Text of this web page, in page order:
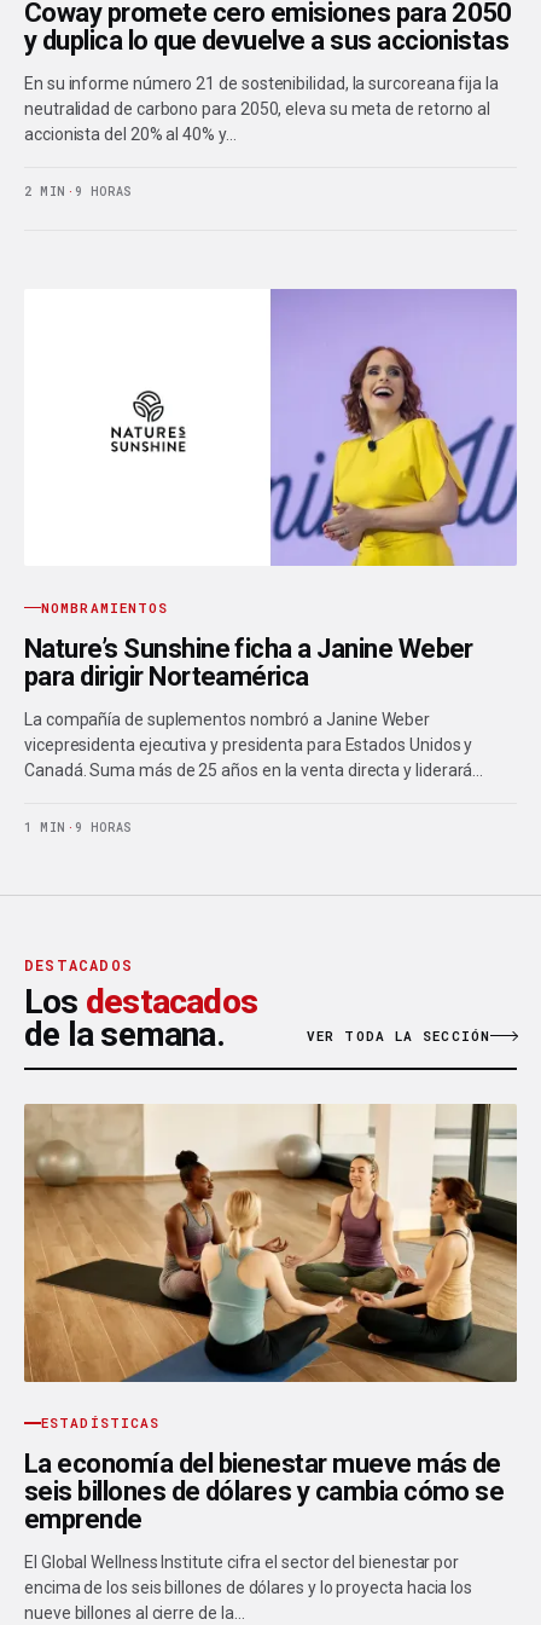
Coway promete cero emisiones para 2050
y duplica lo que devuelve a sus accionistas
En su informe número 21 de sostenibilidad, la surcoreana fija la
neutralidad de carbono para 2050, eleva su meta de retorno al
accionista del 20% al 40% y…
2 MIN · 9 HORAS
NOMBRAMIENTOS
Nature’s Sunshine ficha a Janine Weber
para dirigir Norteamérica
La compañía de suplementos nombró a Janine Weber
vicepresidenta ejecutiva y presidenta para Estados Unidos y
Canadá. Suma más de 25 años en la venta directa y liderará…
1 MIN · 9 HORAS
DESTACADOS
Los destacados
de la semana.
VER TODA LA SECCIÓN
ESTADÍSTICAS
La economía del bienestar mueve más de
seis billones de dólares y cambia cómo se
emprende
El Global Wellness Institute cifra el sector del bienestar por
encima de los seis billones de dólares y lo proyecta hacia los
nueve billones al cierre de la…